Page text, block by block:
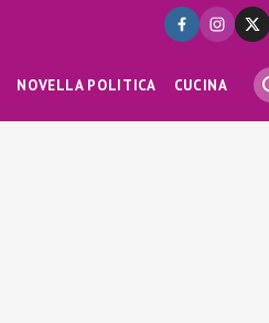
NOVELLA POLITICA CUCINA